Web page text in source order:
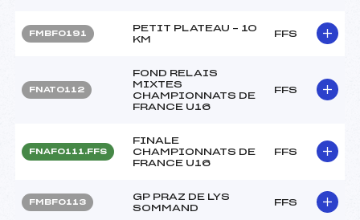
FMBF0191
PETIT PLATEAU – 10
KM
FFS
FNAT0112
FOND RELAIS
MIXTES
CHAMPIONNATS DE
FRANCE U16
FFS
FNAF0111.FFS
FINALE
CHAMPIONNATS DE
FRANCE U16
FFS
FMBF0113
GP PRAZ DE LYS
SOMMAND
FFS